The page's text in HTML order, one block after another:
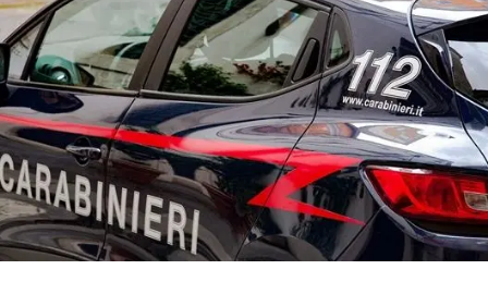
Economia e lavoro
Italia Mondo
Sanità
Sport
Cultura